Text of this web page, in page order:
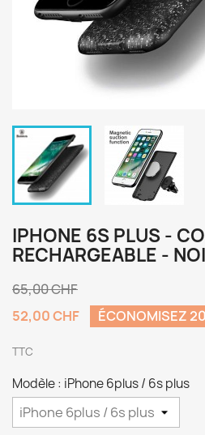
IPHONE 6S PLUS -
RECHARGEABLE -
65,00 CHF
52,00 CHF
ÉCONOMISEZ
TTC
Modèle : iPhone 6plus / 6s plus